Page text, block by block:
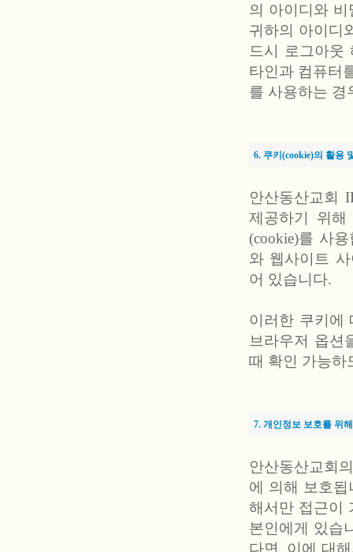
의 아이디와
귀하의 아이디
드시 로그아웃
타인과 컴퓨터
를 사용하는 경
6. 쿠키(cookie)의 활용
안산동산교회
제공하기 위
(cookie)를 사
와 웹사이트
어 있습니다.
이러한 쿠키에
브라우저 옵션
때 확인 가능하
7. 개인정보 보호를 위
안산동산교회
에 의해 보호
해서만 접근이
본인에게 있습
다면, 이에 대